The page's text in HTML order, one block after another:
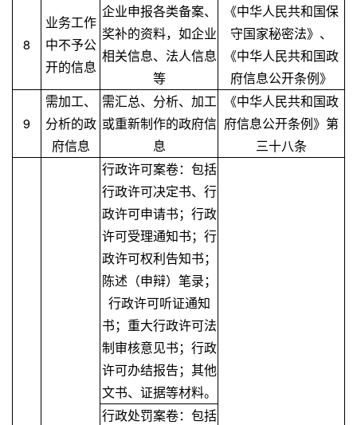
8
业务工作
中不予公
开的信息
企业申报各类备案、
奖补的资料，如企业
相关信息、法人信息
等
《中华人民共和国保
守国家秘密法》、
《中华人民共和国政
府信息公开条例》
9
需加工、
分析的政
府信息
需汇总、分析、加工
或重新制作的政府信
息
《中华人民共和国政
府信息公开条例》第
三十八条
行政许可案卷：包括
行政许可决定书、行
政许可申请书；行政
许可受理通知书；行
政许可权利告知书；
陈述（申辩）笔录；
行政许可听证通知
书；重大行政许可法
制审核意见书；行政
许可办结报告；其他
文书、证据等材料。
行政处罚案卷：包括